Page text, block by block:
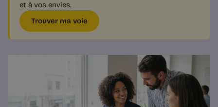
et à vos envies.
Trouver ma voie